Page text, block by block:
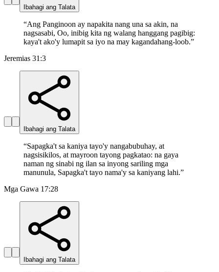
Ibahagi ang Talata
“Ang Panginoon ay napakita nang una sa akin, na
nagsasabi, Oo, inibig kita ng walang hanggang pagibig:
kaya't ako'y lumapit sa iyo na may kagandahang-loob.”
Jeremias 31:3
Ibahagi ang Talata
“Sapagka't sa kaniya tayo'y nangabubuhay, at
nagsisikilos, at mayroon tayong pagkatao: na gaya
naman ng sinabi ng ilan sa inyong sariling mga
manunula, Sapagka't tayo nama'y sa kaniyang lahi.”
Mga Gawa 17:28
Ibahagi ang Talata